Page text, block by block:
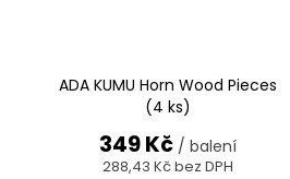
ADA KUMU Horn Wood Pieces
(4 ks)
288,43 Kč bez DPH
349 Kč / balení